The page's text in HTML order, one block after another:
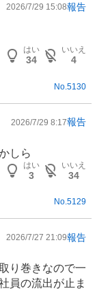
2026/7/29 15:08報告
はい
34
いいえ
4
No. 5130
2026/7/29 8:17報告
しら
はい
3
いいえ
34
No.5129
2026/7/27 21:09報告
り巻きなので一
員の流出が止ま